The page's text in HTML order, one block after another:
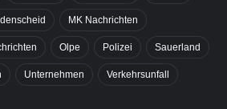
MK Nachrichten
Olpe Polizei Sauerland
Unternehmen Verkehrsunfall